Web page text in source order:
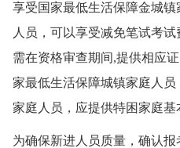
享受国家最低生活保障金城
人员，可以享受减免笔试考
需在资格审查期间,提供相应
家最低生活保障城镇家庭人
家庭人员，应提供特困家庭基
为确保新进人员质量，确认